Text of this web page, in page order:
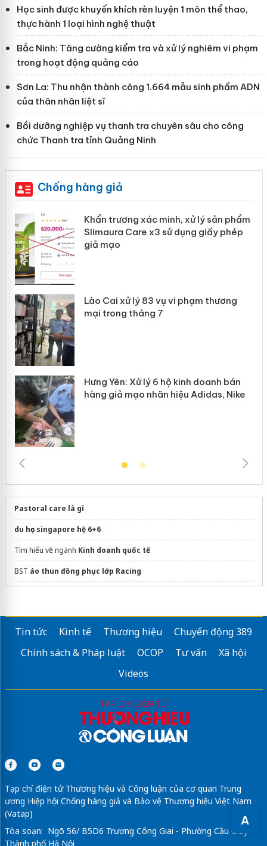
A
Học sinh được khuyến khích rèn luyện 1 môn thể thao,
thực hành 1 loại hình nghệ thuật
Bắc Ninh: Tăng cường kiểm tra và xử lý nghiêm vi phạm
trong hoạt động quảng cáo
Sơn La: Thu nhận thành công 1.664 mẫu sinh phẩm ADN
của thân nhân liệt sĩ
Bồi dưỡng nghiệp vụ thanh tra chuyên sâu cho công
chức Thanh tra tỉnh Quảng Ninh
Chống hàng giả
Khẩn trương xác minh, xử lý sản phẩm
Slimaura Care x3 sử dụng giấy phép
giả mạo
Lào Cai xử lý 83 vụ vi phạm thương
mại trong tháng 7
Hưng Yên: Xử lý 6 hộ kinh doanh bán
hàng giả mạo nhãn hiệu Adidas, Nike
Pastoral care là gì
du học singapore hệ 6+6
Tìm hiểu về ngành Kinh doanh quốc tế
BST áo thun đồng phục lớp Racing
địa chỉđi xuất khẩu nhật bảnuy tín hcm
dán phim cách nhiệt ô tô
Tin tức Kinh tế Thương hiệu
Chuyển động 389
Chính sách & Pháp luật
OCOP Tư vấn
Xã hội
Videos
Tạp chí điện tử Thương hiệu và Công luận của cơ quan Trung
ương Hiệp hội Chống hàng giả và Bảo vệ Thương hiệu Việt Nam
(Vatap)
Tòa soạn: Ngõ 56/ B5D6 Trương Công Giai - Phường Cầu Giấy -
Thành phố Hà Nội